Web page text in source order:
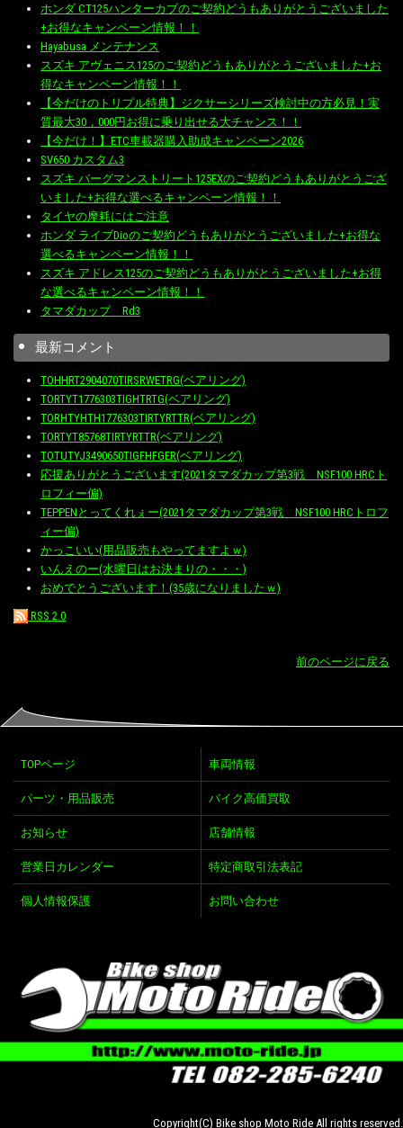
ホンダ CT125ハンターカブのご契約どうもありがとうございました
+お得なキャンペーン情報！！
Hayabusa メンテナンス
スズキ アヴェニス125のご契約どうもありがとうございました+お
得なキャンペーン情報！！
【今だけのトリプル特典】ジクサーシリーズ検討中の方必見！実
質最大30，000円お得に乗り出せる大チャンス！！
【今だけ！】ETC車載器購入助成キャンペーン2026
SV650 カスタム3
スズキ バーグマンストリート125EXのご契約どうもありがとうござ
いました+お得な選べるキャンペーン情報！！
タイヤの摩耗にはご注意
ホンダ ライブDioのご契約どうもありがとうございました+お得な
選べるキャンペーン情報！！
スズキ アドレス125のご契約どうもありがとうございました+お得
な選べるキャンペーン情報！！
タマダカップ Rd3
最新コメント
TOHHRT2904070TIRSRWETRG(ベアリング)
TORTYT1776303TIGHTRTG(ベアリング)
TORHTYHTH1776303TIRTYRTTR(ベアリング)
TORTYT85768TIRTYRTTR(ベアリング)
TOTUTYJ3490650TIGFHFGER(ベアリング)
応援ありがとうございます(2021タマダカップ第3戦 NSF100 HRCト
ロフィー偏)
TEPPENとってくれぇー(2021タマダカップ第3戦 NSF100 HRCトロフ
ィー偏)
かっこいい(用品販売もやってますよｗ)
いんえのー(水曜日はお決まりの・・・)
おめでとうございます！(35歳になりましたｗ)
RSS 2.0
前のページに戻る
TOPページ 車両情報
パーツ・用品販売 バイク高価買取
お知らせ 店舗情報
営業日カレンダー 特定商取引法表記
個人情報保護 お問い合わせ
Copyright(C) Bike shop Moto Ride All rights reserved.